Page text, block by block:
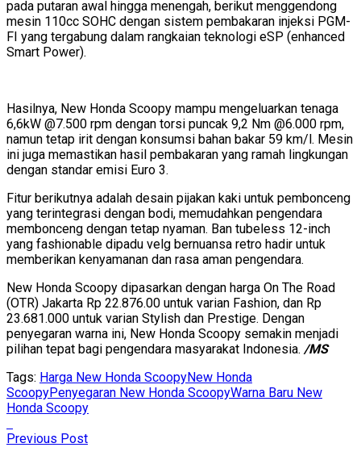
pada putaran awal hingga menengah, berikut menggendong
mesin 110cc SOHC dengan sistem pembakaran injeksi PGM-
FI yang tergabung dalam rangkaian teknologi eSP (enhanced
Smart Power).
Hasilnya, New Honda Scoopy mampu mengeluarkan tenaga
6,6kW @7.500 rpm dengan torsi puncak 9,2 Nm @6.000 rpm,
namun tetap irit dengan konsumsi bahan bakar 59 km/l. Mesin
ini juga memastikan hasil pembakaran yang ramah lingkungan
dengan standar emisi Euro 3.
Fitur berikutnya adalah desain pijakan kaki untuk pembonceng
yang terintegrasi dengan bodi, memudahkan pengendara
membonceng dengan tetap nyaman. Ban tubeless 12-inch
yang fashionable dipadu velg bernuansa retro hadir untuk
memberikan kenyamanan dan rasa aman pengendara.
New Honda Scoopy dipasarkan dengan harga On The Road
(OTR) Jakarta Rp 22.876.00 untuk varian Fashion, dan Rp
23.681.000 untuk varian Stylish dan Prestige. Dengan
penyegaran warna ini, New Honda Scoopy semakin menjadi
pilihan tepat bagi pengendara masyarakat Indonesia. /MS
Tags: Harga New Honda ScoopyNew Honda
ScoopyPenyegaran New Honda ScoopyWarna Baru New
Honda Scoopy
Previous Post